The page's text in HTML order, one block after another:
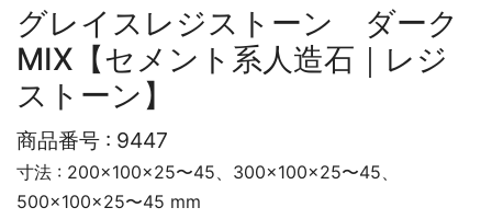
グレイスレジストーン ダーク
MIX【セメント系人造石｜レジ
ストーン】
商品番号 : 9447
寸法 : 200×100×25〜45、300×100×25〜45、
500×100×25〜45 mm